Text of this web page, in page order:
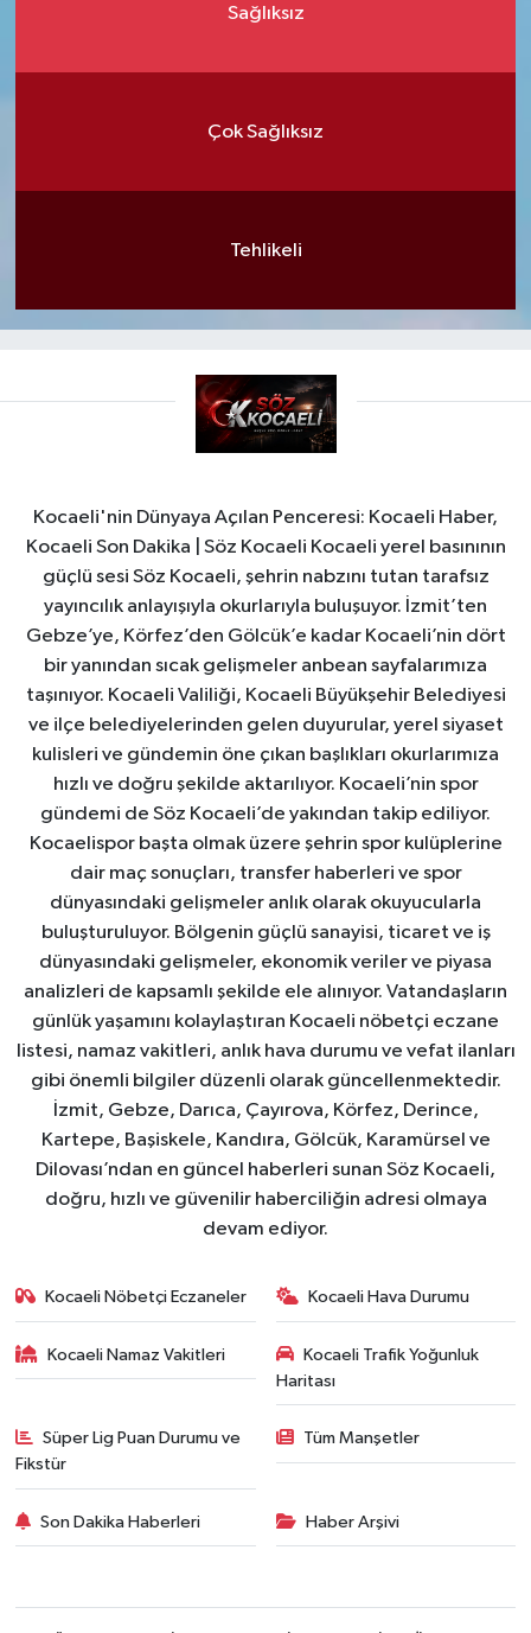
Sağlıksız
Çok Sağlıksız
Tehlikeli
Kocaeli'nin Dünyaya Açılan Penceresi: Kocaeli Haber,
Kocaeli Son Dakika | Söz Kocaeli Kocaeli yerel basınının
güçlü sesi Söz Kocaeli, şehrin nabzını tutan tarafsız
yayıncılık anlayışıyla okurlarıyla buluşuyor. İzmit’ten
Gebze’ye, Körfez’den Gölcük’e kadar Kocaeli’nin dört
bir yanından sıcak gelişmeler anbean sayfalarımıza
taşınıyor. Kocaeli Valiliği, Kocaeli Büyükşehir Belediyesi
ve ilçe belediyelerinden gelen duyurular, yerel siyaset
kulisleri ve gündemin öne çıkan başlıkları okurlarımıza
hızlı ve doğru şekilde aktarılıyor. Kocaeli’nin spor
gündemi de Söz Kocaeli’de yakından takip ediliyor.
Kocaelispor başta olmak üzere şehrin spor kulüplerine
dair maç sonuçları, transfer haberleri ve spor
dünyasındaki gelişmeler anlık olarak okuyucularla
buluşturuluyor. Bölgenin güçlü sanayisi, ticaret ve iş
dünyasındaki gelişmeler, ekonomik veriler ve piyasa
analizleri de kapsamlı şekilde ele alınıyor. Vatandaşların
günlük yaşamını kolaylaştıran Kocaeli nöbetçi eczane
listesi, namaz vakitleri, anlık hava durumu ve vefat ilanları
gibi önemli bilgiler düzenli olarak güncellenmektedir.
İzmit, Gebze, Darıca, Çayırova, Körfez, Derince,
Kartepe, Başiskele, Kandıra, Gölcük, Karamürsel ve
Dilovası’ndan en güncel haberleri sunan Söz Kocaeli,
doğru, hızlı ve güvenilir haberciliğin adresi olmaya
devam ediyor.
Kocaeli Nöbetçi Eczaneler Kocaeli Hava Durumu
Kocaeli Namaz Vakitleri
Kocaeli Trafik Yoğunluk
Haritası
Süper Lig Puan Durumu ve
Fikstür
Tüm Manşetler
Son Dakika Haberleri Haber Arşivi